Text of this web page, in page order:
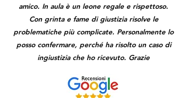
amico. In aula è un leone regale e rispettoso.
Con grinta e fame di giustizia risolve le
problematiche più complicate. Personalmente lo
posso confermare, perché ha risolto un caso di
ingiustizia che ho ricevuto. Grazie